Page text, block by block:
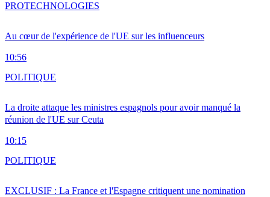
Au cœur de l'expérience de l'UE sur les influenceurs
10:56
PROTECHNOLOGIES
La droite attaque les ministres espagnols pour avoir manqué la
réunion de l'UE sur Ceuta
10:15
POLITIQUE
EXCLUSIF : La France et l'Espagne critiquent une nomination
POLITIQUE